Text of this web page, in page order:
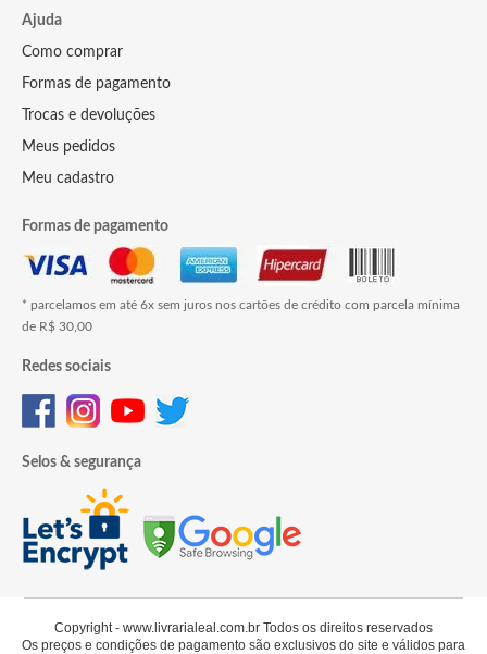
Ajuda
Como comprar
Formas de pagamento
Trocas e devoluções
Meus pedidos
Meu cadastro
Formas de pagamento
* parcelamos em até 6x sem juros nos cartões de crédito com parcela mínima
de R$ 30,00
Redes sociais
Selos & segurança
Copyright - www.livrarialeal.com.br Todos os direitos reservados
Os preços e condições de pagamento são exclusivos do site e válidos para